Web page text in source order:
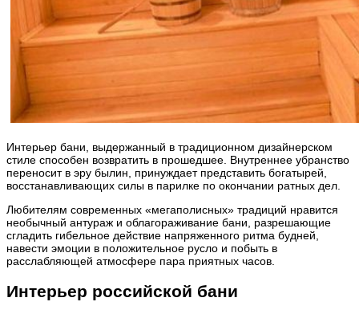
Интерьер бани, выдержанный в традиционном дизайнерском
стиле способен возвратить в прошедшее. Внутреннее убранство
переносит в эру былин, принуждает представить богатырей,
восстанавливающих силы в парилке по окончании ратных дел.
Любителям современных «мегаполисных» традиций нравится
необычный антураж и облагораживание бани, разрешающие
сгладить гибельное действие напряженного ритма будней,
навести эмоции в положительное русло и побыть в
расслабляющей атмосфере пара приятных часов.
Интерьер российской бани